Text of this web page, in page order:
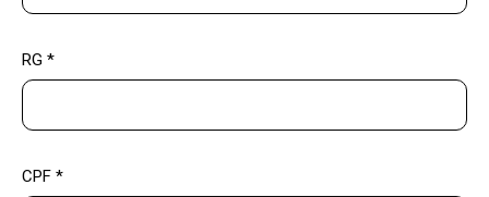
RG *
CPF *